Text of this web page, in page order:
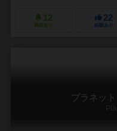
12
興味あり
22
経験あり
プラネッ